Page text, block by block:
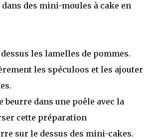
des mini-moules à cake en
les lamelles de pommes.
les spéculoos et les ajouter
beurre dans une poêle avec la
cette préparation
sur le dessus des mini-cakes.